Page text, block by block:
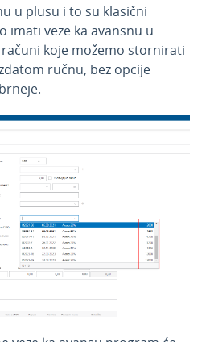
fakturu
u plusu i to su klasični
imati veze ka avansnu u
koje možemo stornirati
ručnu, bez opcije